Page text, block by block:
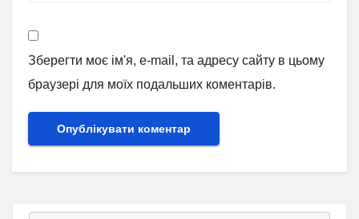
Зберегти моє ім'я, e-mail, та адресу сайту в цьому
браузері для моїх подальших коментарів.